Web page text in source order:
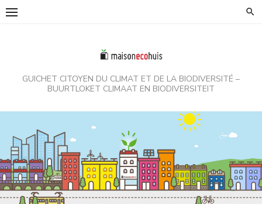
Skip
GUICHET CITOYEN DU CLIMAT ET DE LA BIODIVERSITÉ –
BUURTLOKET CLIMAAT EN BIODIVERSITEIT